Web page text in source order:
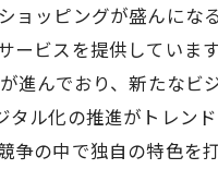
ョッピングが盛んにな
ービスを提供していま
進んでおり、新たなビ
ル化の推進がトレン
争の中で独自の特色を